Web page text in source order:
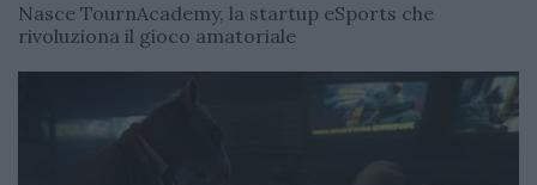
Nasce TournAcademy, la startup eSports che
rivoluziona il gioco amatoriale